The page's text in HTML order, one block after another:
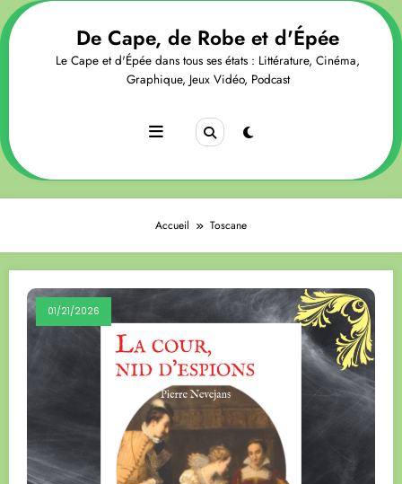
Aller
au
contenu
De Cape, de Robe et d'Épée
Le Cape et d'Épée dans tous ses états : Littérature, Cinéma,
Graphique, Jeux Vidéo, Podcast
Accueil Toscane
01/21/2026